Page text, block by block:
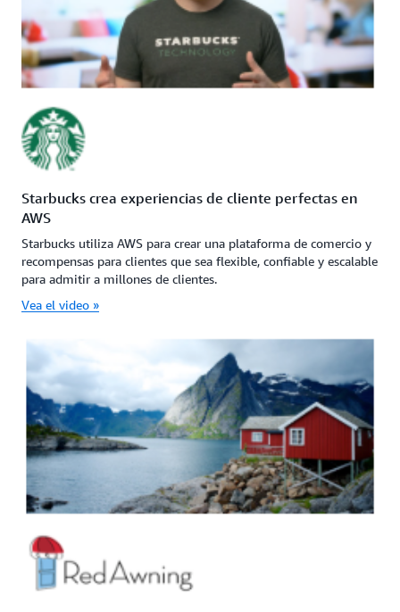
Starbucks crea experiencias de cliente perfectas en
AWS
Starbucks utiliza AWS para crear una plataforma de comercio y
recompensas para clientes que sea flexible, confiable y escalable
para admitir a millones de clientes.
Vea el video »